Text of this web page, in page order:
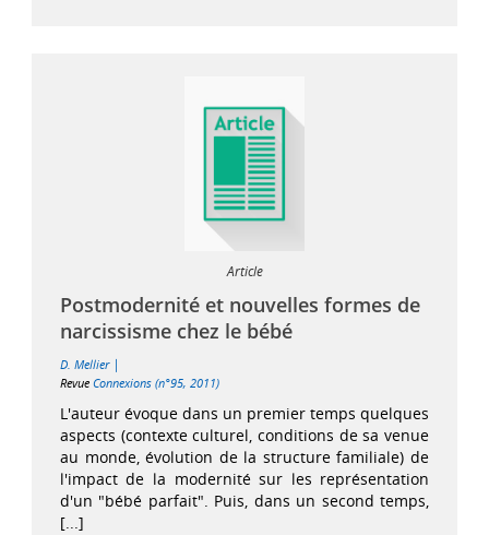
Article
Postmodernité et nouvelles formes de
narcissisme chez le bébé
D. Mellier |
Revue Connexions (n°95, 2011)
L'auteur évoque dans un premier temps quelques
aspects (contexte culturel, conditions de sa venue
au monde, évolution de la structure familiale) de
l'impact de la modernité sur les représentation
d'un "bébé parfait". Puis, dans un second temps,
[...]